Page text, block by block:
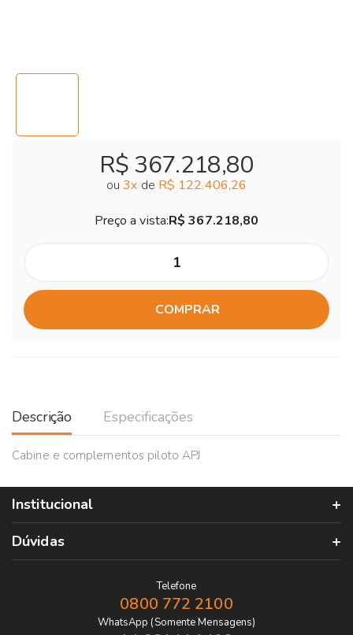
R$ 367.218,80
ou3x de R$ 122.406,26
Preço a vista:R$ 367.218,80
COMPRAR
Descrição Especificações
Cabine e complementos piloto APJ
Institucional
Dúvidas
Telefone
0800 772 2100
WhatsApp (Somente Mensagens)